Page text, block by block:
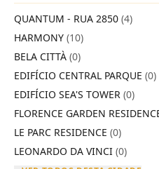
QUANTUM - RUA 2850 (4)
HARMONY (10)
BELA CITTÀ (0)
EDIFÍCIO CENTRAL PARQUE (0)
EDIFÍCIO SEA'S TOWER (0)
FLORENCE GARDEN
LE PARC RESIDENCE (0)
LEONARDO DA VINCI (0)